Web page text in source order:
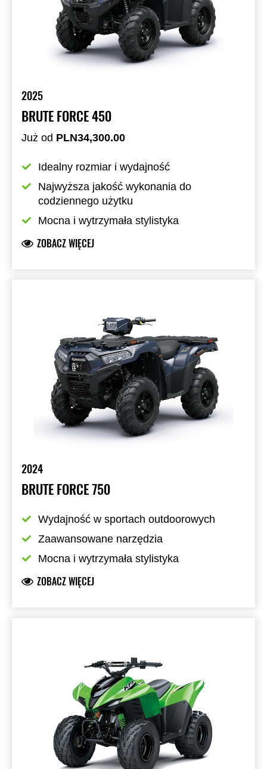
2025
BRUTE FORCE 450
Już od PLN34,300.00
Idealny rozmiar i wydajność
Najwyższa jakość wykonania do
codziennego użytku
Mocna i wytrzymała stylistyka
ZOBACZ WIĘCEJ
2024
BRUTE FORCE 750
Wydajność w sportach outdoorowych
Zaawansowane narzędzia
Mocna i wytrzymała stylistyka
ZOBACZ WIĘCEJ